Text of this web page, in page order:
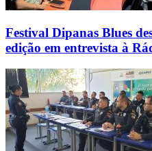
Festival Dipanas Blues
edição em entrevista à